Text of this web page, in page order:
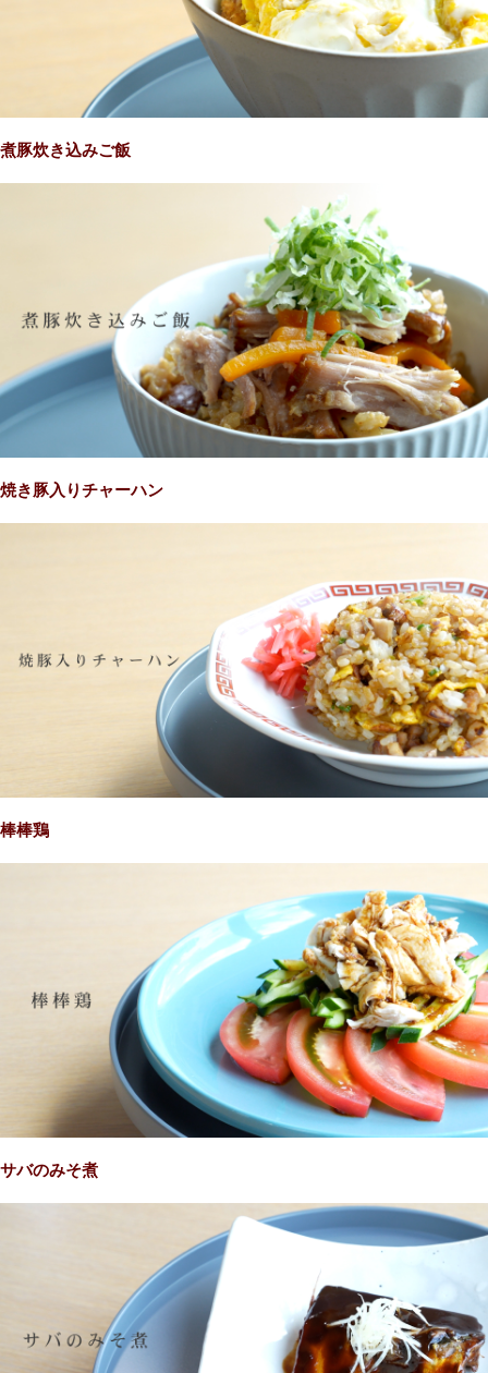
煮豚炊き込みご飯
焼き豚入りチャーハン
棒棒鶏
サバのみそ煮